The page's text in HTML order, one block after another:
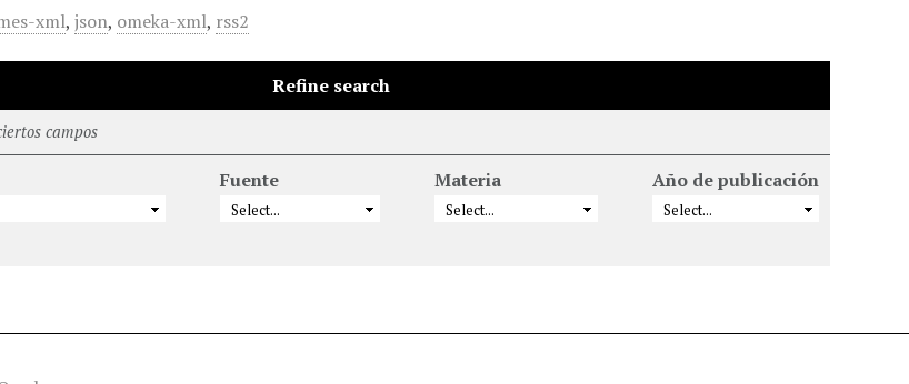
xml,json, omeka-xml, rss2
Refine search
campos
Fuente Materia Año de publicación